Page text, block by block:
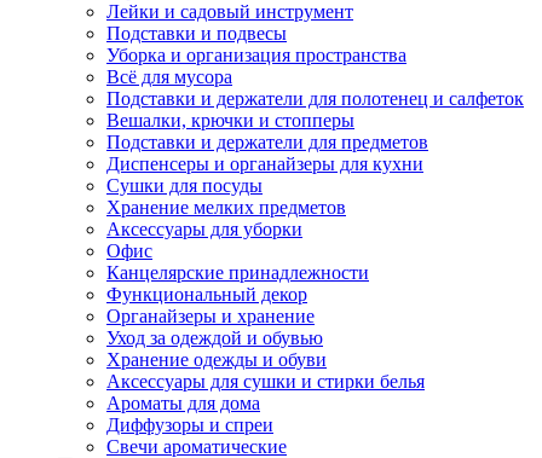
Лейки и садовый инструмент
Подставки и подвесы
Уборка и организация пространства
Всё для мусора
Подставки и держатели для полотенец и салфеток
Вешалки, крючки и стопперы
Подставки и держатели для предметов
Диспенсеры и органайзеры для кухни
Сушки для посуды
Хранение мелких предметов
Аксессуары для уборки
Офис
Канцелярские принадлежности
Функциональный декор
Органайзеры и хранение
Уход за одеждой и обувью
Хранение одежды и обуви
Аксессуары для сушки и стирки белья
Ароматы для дома
Диффузоры и спреи
Свечи ароматические